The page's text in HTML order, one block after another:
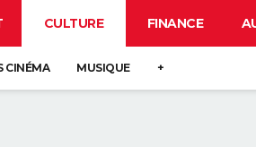
CULTURE FINANCE
CINÉMA MUSIQUE +